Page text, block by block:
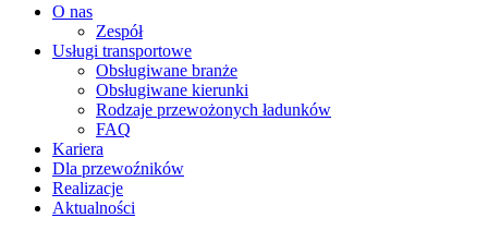
O nas
Zespół
Usługi transportowe
Obsługiwane branże
Obsługiwane kierunki
Rodzaje przewożonych ładunków
FAQ
Kariera
Dla przewoźników
Realizacje
Aktualności